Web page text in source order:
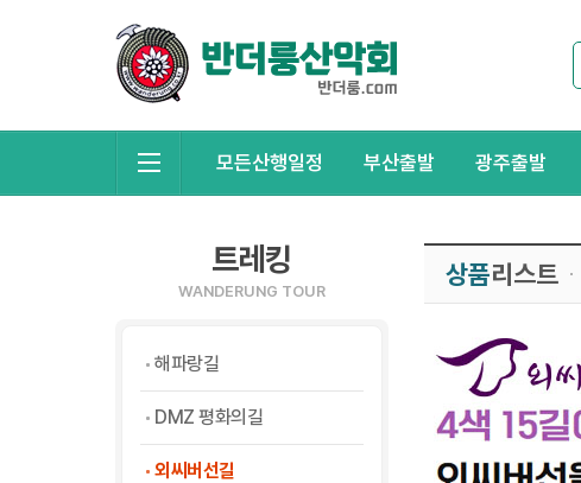
모든산행일정 부산출발 광주출발
트레킹
WANDERUNG TOUR
해파랑길
DMZ 평화의길
외씨버선길
상품리스트